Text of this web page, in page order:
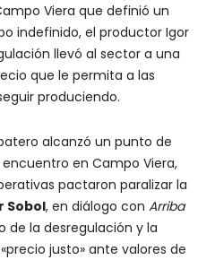
Viera que definió un
indefinido, el productor Igor
llevó al sector a una
que le permita a las
produciendo.
alcanzó un punto de
en Campo Viera,
pactaron paralizar la
Sobol, en diálogo con Arriba
de la desregulación y la
justo» ante valores de